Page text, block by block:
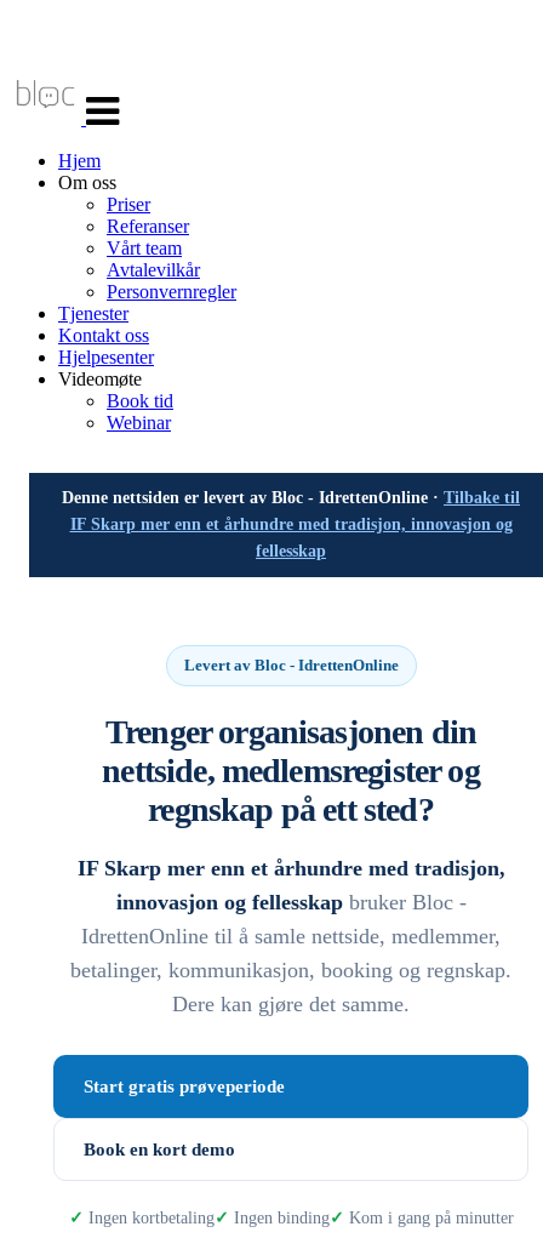
navigasjon
Hjem
Om oss
Priser
Referanser
Vårt team
Avtalevilkår
Personvernregler
Tjenester
Kontakt oss
Hjelpesenter
Videomøte
Book tid
Webinar
Denne nettsiden er levert av Bloc - IdrettenOnline · Tilbake til
IF Skarp mer enn et århundre med tradisjon, innovasjon og
fellesskap
Levert av Bloc - IdrettenOnline
Trenger organisasjonen din
nettside, medlemsregister og
regnskap på ett sted?
IF Skarp mer enn et århundre med tradisjon,
innovasjon og fellesskapbruker Bloc -
IdrettenOnline til å samle nettside, medlemmer,
betalinger, kommunikasjon, booking og regnskap.
Dere kan gjøre det samme.
Start gratis prøveperiode
Book en kort demo
Ingen kortbetaling Ingen binding Kom i gang på minutter